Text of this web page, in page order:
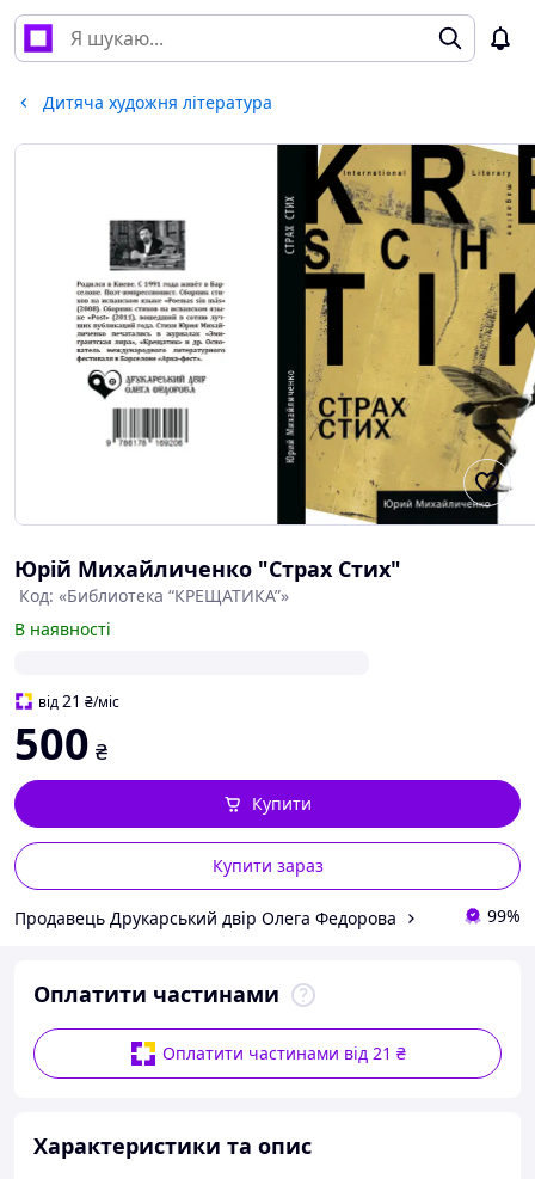
Дитяча художня література
Юрій Михайличенко "Страх Стих"
Код: «Библиотека “КРЕЩАТИКА”»
В наявності
від21 ₴/міс
500 ₴
Купити зараз
Купити
Продавець Друкарський двір Олега Федорова 99%
Оплатити частинами
Оплатити частинами від 21 ₴
Характеристики та опис